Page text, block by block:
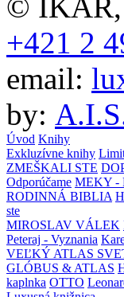
+421 2
email:
by:
Úvod Knihy
Exkluzívne knihy
ZMEŠKALI STE
Odporúčame MEKY -
RODINNÁ BIBLIA
ste
MIROSLAV VÁLEK
Peteraj - Vyznania
VEĽKÝ ATLAS
GLÓBUS & ATLAS
kaplnka OTTO